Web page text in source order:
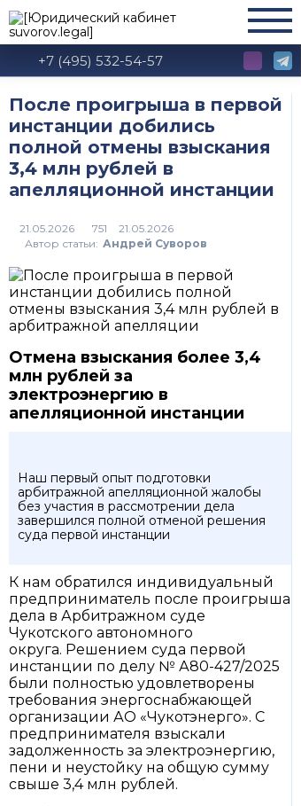
+7 (495) 532-54-57
После проигрыша в первой
инстанции добились
полной отмены взыскания
3,4 млн рублей в
апелляционной инстанции
21.05.2026
751
Автор статьи: Андрей Суворов
Отмена взыскания более 3,4
млн рублей за
электроэнергию в
апелляционной инстанции
Наш первый опыт подготовки
арбитражной апелляционной жалобы
без участия в рассмотрении дела
завершился полной отменой решения
суда первой инстанции
К нам обратился индивидуальный
предприниматель после проигрыша
дела в Арбитражном суде
Чукотского автономного
округа. Решением суда первой
инстанции по делу № А80-427/2025
были полностью удовлетворены
требования энергоснабжающей
организации АО «Чукотэнерго». С
предпринимателя взыскали
задолженность за электроэнергию,
пени и неустойку на общую сумму
свыше 3,4 млн рублей.